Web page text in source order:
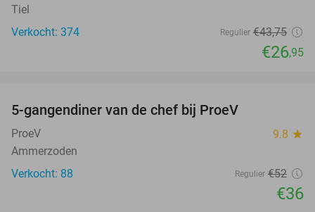
Tiel
Verkocht: 374
Regulier €43,75
€26,95
5-gangendiner van de chef bij ProeV
ProeV 9.8 star
Ammerzoden
Verkocht: 88
Regulier €52
€36